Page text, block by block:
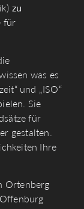
zu
für
was es
und „ISO“
Sie
für
gestalten.
Ihre
Ortenberg